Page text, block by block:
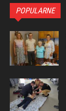
POPULARNE